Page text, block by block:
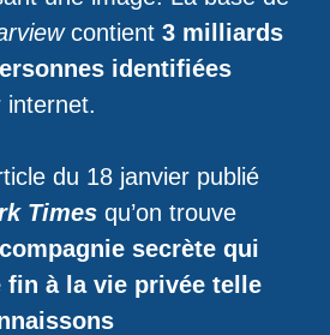
contient 3 milliards
identifiées
internet.
du 18 janvier publié
Times qu’on trouve
compagnie secrète qui
à la vie privée telle